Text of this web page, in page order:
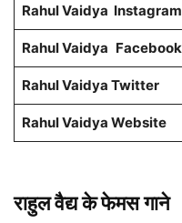
Rahul Vaidya Instagram
Rahul Vaidya Facebook
Rahul Vaidya Twitter
Rahul Vaidya Website
राहुल वैद्य के फेमस गाने